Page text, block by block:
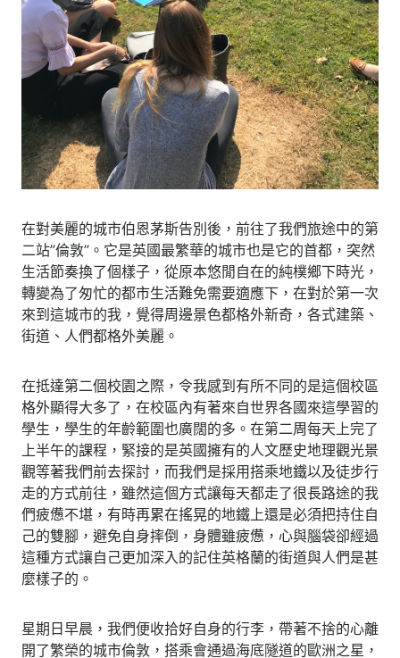
在對美麗的城市伯恩茅斯告別後，前往了我們旅途中的第
二站”倫敦”。它是英國最繁華的城市也是它的首都，突然
生活節奏換了個樣子，從原本悠閒自在的純樸鄉下時光，
轉變為了匆忙的都市生活難免需要適應下，在對於第一次
來到這城市的我，覺得周邊景色都格外新奇，各式建築、
街道、人們都格外美麗。
在抵達第二個校園之際，令我感到有所不同的是這個校區
格外顯得大多了，在校區內有著來自世界各國來這學習的
學生，學生的年齡範圍也廣闊的多。在第二周每天上完了
上半午的課程，緊接的是英國擁有的人文歷史地理觀光景
觀等著我們前去探討，而我們是採用搭乘地鐵以及徒步行
走的方式前往，雖然這個方式讓每天都走了很長路途的我
們疲憊不堪，有時再累在搖晃的地鐵上還是必須把持住自
己的雙腳，避免自身摔倒，身體雖疲憊，心與腦袋卻經過
這種方式讓自己更加深入的記住英格蘭的街道與人們是甚
麼樣子的。
星期日早晨，我們便收拾好自身的行李，帶著不捨的心離
開了繁榮的城市倫敦，搭乘會通過海底隧道的歐洲之星，